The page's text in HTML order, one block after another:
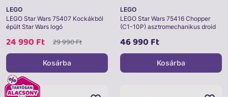
LEGO
LEGO Star Wars 75407 Kockákból
épült Star Wars logó
24 990 Ft 29 990 Ft
Kosárba
LEGO
LEGO Star Wars 75416 Chopper
(C1-10P) asztromechanikus droid
46 990 Ft
Kosárba